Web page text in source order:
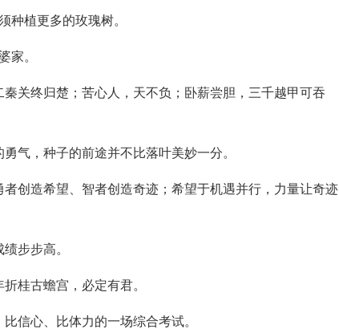
种植更多的玫瑰树。
家。
关终归楚；苦心人，天不负；卧薪尝胆，三千越甲可吞
气，种子的前途并不比落叶美妙一分。
创造希望、智者创造奇迹；希望于机遇并行，力量让奇迹
步步高。
桂古蟾宫，必定有君。
信心、比体力的一场综合考试。